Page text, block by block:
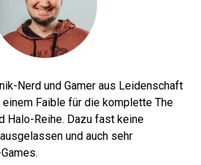
Nerd und Gamer aus Leidenschaft
Faible für die komplette The
Halo-Reihe. Dazu fast keine
und auch sehr